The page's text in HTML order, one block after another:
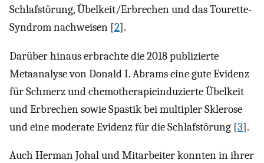
Schlafstörung, Übelkeit/Erbrechen und das Tourette-
Syndrom nachweisen [2].
Darüber hinaus erbrachte die 2018 publizierte
Metaanalyse von Donald I. Abrams eine gute Evidenz
für Schmerz und chemotherapieinduzierte Übelkeit
und Erbrechen sowie Spastik bei multipler Sklerose
und eine moderate Evidenz für die Schlafstörung [3].
Auch Herman Johal und Mitarbeiter konnten in ihrer